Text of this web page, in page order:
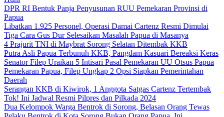
DPR RI Bentuk Panja Penyusunan RUU Pemekaran Provinsi di
Papua
Libatkan 1.925 Personel, Operasi Damai Cartenz Resmi Dimulai
Tiga Cara Gus Dur Selesaikan Masalah Papua di Masanya
4 Prajurit TNI di Maybrat Sorong Selatan Ditembak KKB
Putra Asli Papua Terbunuh KKB, Pangdam Kasuari Bereaksi Keras
Senator Filep Uraikan 5 Intisari Pasal Pemekaran UU Otsus Papua
Pemekaran Papua, Filep Ungkap 2 Opsi Siapkan Pemerintahan
Daerah
Serangan KKB di Kiwirok, 1 Anggota Satgas Cartenz Tertembak
Tok! Ini Jadwal Resmi Pilpres dan Pilkada 2024
Dua Kelompok Warga Bentrok di Sorong, Belasan Orang Tewas